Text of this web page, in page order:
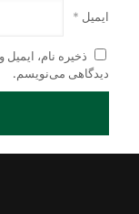
ایمیل *
ذخیره نام،
دیدگاهی می‌نویسم.